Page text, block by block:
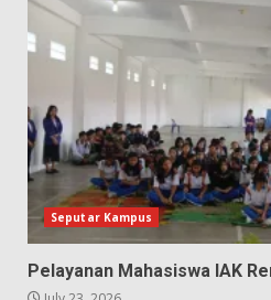
Seputar Kampus
Pelayanan Mahasiswa IAK